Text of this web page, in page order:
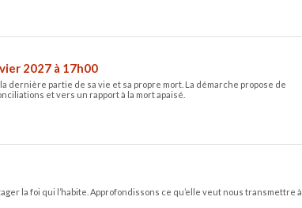
2027 à 17h00
partie de sa vie et sa propre mort. La démarche propose de
et vers un rapport à la mort apaisé.
la foi qui l’habite. Approfondissons ce qu’elle veut nous transmettre à